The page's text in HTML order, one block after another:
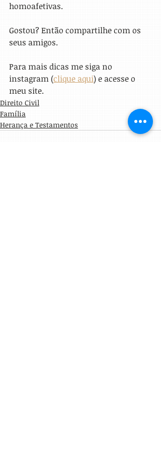
homoafetivas.
Gostou? Então compartilhe com os
seus amigos.
Para mais dicas me siga no
instagram (clique aqui) e acesse o
meu site.
Direito Civil
Família
Herança e Testamentos